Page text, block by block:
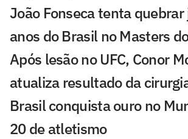
João Fonseca tenta
anos do Brasil no Masters
Após lesão no UFC, Conor
atualiza resultado da
Brasil conquista ouro no
20 de atletismo